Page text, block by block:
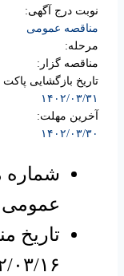
نوبت درج آگهی:
مناقصه عمومی
مرحله:
مناقصه گزار:
تاریخ بازگشایی پاکت
۱۴۰۲/۰۳/۳۱
آخرین مهلت:
۱۴۰۲/۰۳/۳۰
شماره
عمومی:
تاریخ
۱۴۰۲/